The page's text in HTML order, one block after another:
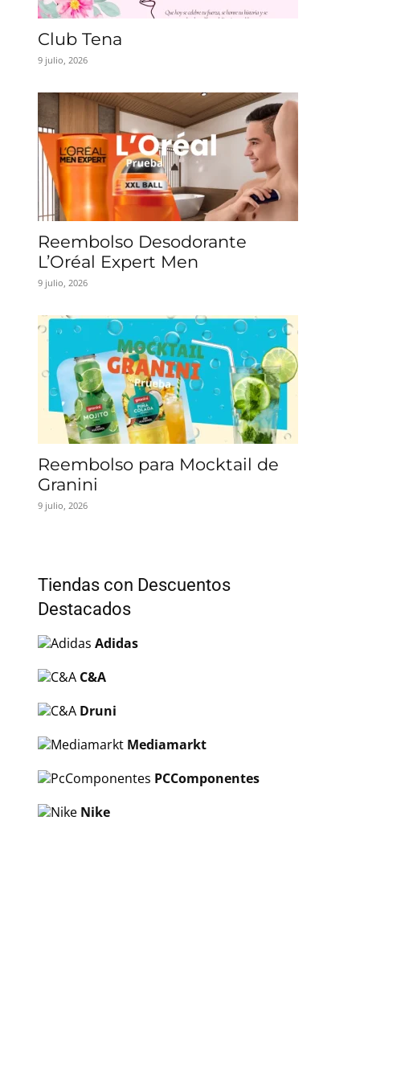
Club Tena
9 julio, 2026
Reembolso Desodorante
L’Oréal Expert Men
9 julio, 2026
Reembolso para Mocktail de
Granini
9 julio, 2026
Tiendas con Descuentos
Destacados
Adidas
C&A
Druni
Mediamarkt
PCComponentes
Nike